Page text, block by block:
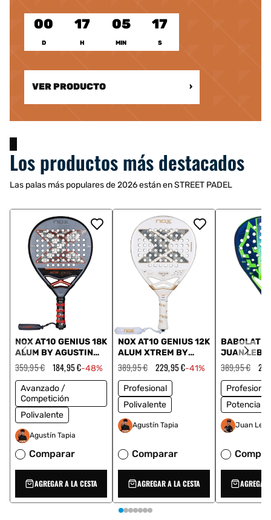
00
D
17
H
05
MIN
15
S
VER PRODUCTO ›
Los productos más destacados
Las palas más populares de 2026 están en STREET PADEL
NOX AT10 GENIUS 18K
ALUM BY AGUSTIN
TAPIA 2025
Precio
habitual
359,95 € Precio
de
oferta
184,95 €-48%
Avanzado /
Competición
Polivalente
Agustín Tapia
Comparar
AGREGAR A LA CESTA
NOX AT10 GENIUS 12K
ALUM XTREM BY
AGUSTIN TAPIA 2026
Precio
habitual
389,95 € Precio
oferta
229,95 €-41%
Profesional
Polivalente
Agustín Tapia
Comparar
AGREGAR A LA CESTA
BABOLAT
JUAN
Precio
habitual
389,95 €
Profesional
Potencia
Juan
AGREGAR